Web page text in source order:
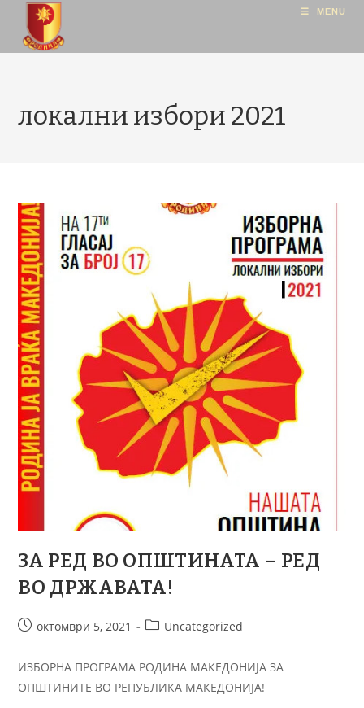
MENU
локални избори 2021
ЗА РЕД ВО ОПШТИНАТА – РЕД
ВО ДРЖАВАТА!
октомври 5, 2021 Uncategorized
ИЗБОРНА ПРОГРАМА РОДИНА МАКЕДОНИЈА ЗА
ОПШТИНИТЕ ВО РЕПУБЛИКА МАКЕДОНИЈА!